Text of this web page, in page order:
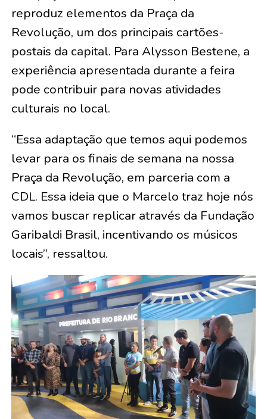
reproduz elementos da Praça da
Revolução, um dos principais cartões-
postais da capital. Para Alysson Bestene, a
experiência apresentada durante a feira
pode contribuir para novas atividades
culturais no local.
“Essa adaptação que temos aqui podemos
levar para os finais de semana na nossa
Praça da Revolução, em parceria com a
CDL. Essa ideia que o Marcelo traz hoje nós
vamos buscar replicar através da Fundação
Garibaldi Brasil, incentivando os músicos
locais”, ressaltou.